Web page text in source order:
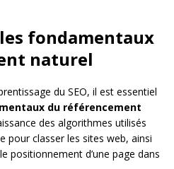
fondamentaux
naturel
du SEO, il est essentiel
du référencement
des algorithmes utilisés
pour classer les sites web, ainsi
positionnement d’une page dans